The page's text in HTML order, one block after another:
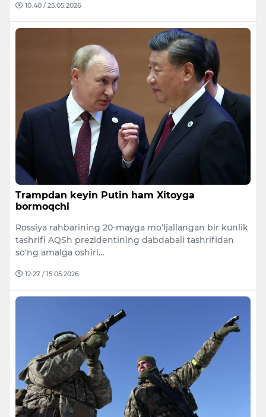
10:40 / 25.05.2026
Trampdan keyin Putin ham Xitoyga
bormoqchi
Rossiya rahbarining 20-mayga mo‘ljallangan bir kunlik
tashrifi AQSh prezidentining dabdabali tashrifidan
so‘ng amalga oshiri…
12:27 / 15.05.2026